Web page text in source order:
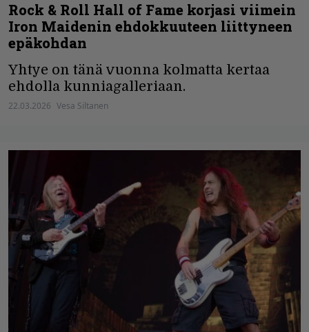
Rock & Roll Hall of Fame korjasi viimein
Iron Maidenin ehdokkuuteen liittyneen
epäkohdan
Yhtye on tänä vuonna kolmatta kertaa
ehdolla kunniagalleriaan.
22.03.2026 Vesa Siltanen